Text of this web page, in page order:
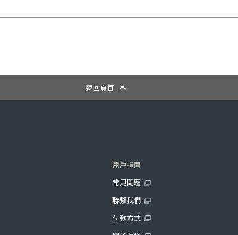
返回頁首
用戶指南
常見問題
聯繫我們
付款方式